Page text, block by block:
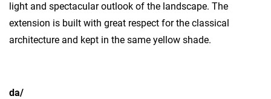
light and spectacular outlook of the landscape. The
extension is built with great respect for the classical
architecture and kept in the same yellow shade.
da/